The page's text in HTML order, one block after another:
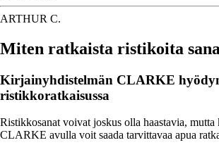
ARTHUR C.
Miten ratkaista ristikoita
Kirjainyhdistelmän CLARKE
ristikkoratkaisussa
Ristikkosanat voivat joskus olla haastavia,
CLARKE avulla voit saada tarvittavaa apua